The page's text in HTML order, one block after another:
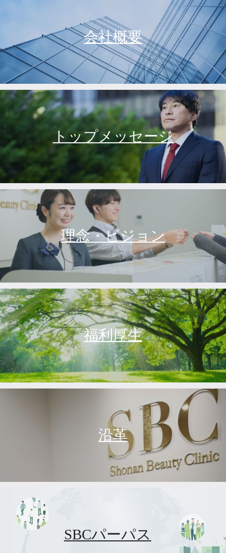
会社概要
トップメッセージ
理念・ビジョン
福利厚生
沿革
SBCパーパス